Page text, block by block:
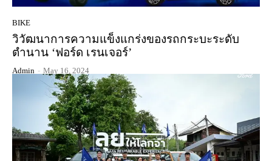
BIKE
วิวัฒนาการความแข็งแกร่งของรถกระบะระดับ
ตำนาน ‘ฟอร์ด เรนเจอร์’
Admin - May 16, 2024